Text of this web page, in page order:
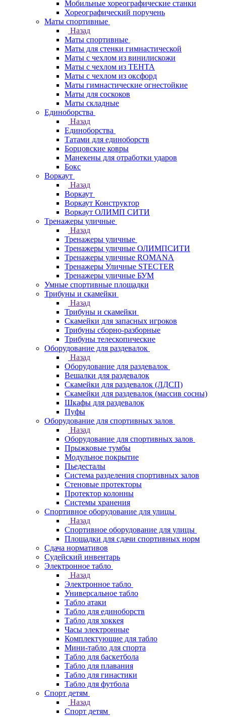
Мобильные хореографические станки
Хореографический поручень
Маты спортивные
Назад
Маты спортивные
Маты для стенки гимнастической
Маты с чехлом из винилискожи
Маты с чехлом из ТЕНТА
Маты с чехлом из оксфорд
Маты гимнастические огнестойкие
Маты для соскоков
Маты складные
Единоборства
Назад
Единоборства
Татами для единоборств
Борцовские ковры
Манекены для отработки ударов
Бокс
Воркаут
Назад
Воркаут
Воркаут Конструктор
Воркаут ОЛИМП СИТИ
Тренажеры уличные
Назад
Тренажеры уличные
Тренажеры уличные ОЛИМПСИТИ
Тренажеры уличные ROMANA
Тренажеры Уличные STECTER
Тренажеры уличные БУМ
Умные спортивные площадки
Трибуны и скамейки
Назад
Трибуны и скамейки
Скамейки для запасных игроков
Трибуны сборно-разборные
Трибуны телескопические
Оборудование для раздевалок
Назад
Оборудование для раздевалок
Вешалки для раздевалок
Скамейки для раздевалок (ЛДСП)
Скамейки для раздевалок (массив сосны)
Шкафы для раздевалок
Пуфы
Оборудование для спортивных залов
Назад
Оборудование для спортивных залов
Прыжковые тумбы
Модульное покрытие
Пьедесталы
Система разделения спортивных залов
Стеновые протекторы
Протектор колонны
Системы хранения
Спортивное оборудование для улицы
Назад
Спортивное оборудование для улицы
Площадки для сдачи спортивных норм
Сдача нормативов
Судейский инвентарь
Электронное табло
Назад
Электронное табло
Универсальное табло
Табло атаки
Табло для единоборств
Табло для хоккея
Часы электронные
Комплектующие для табло
Мини-табло для спорта
Табло для баскетбола
Табло для плавания
Табло для гинастики
Табло для футбола
Спорт детям
Назад
Спорт детям